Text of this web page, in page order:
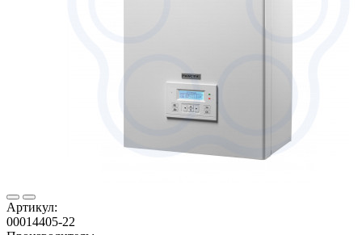
Артикул:
00014405-22